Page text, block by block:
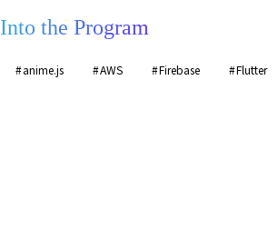
Into the Program
anime.js AWS Firebase Flutter